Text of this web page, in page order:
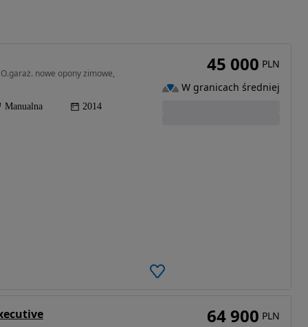
nowe opony zimowe,
Manualna 2014
45 000 PLN
W granicach średniej
64 900 PLN